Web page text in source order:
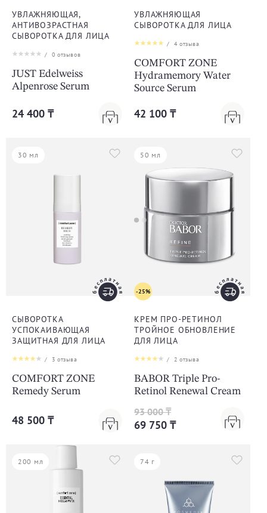
УВЛАЖНЯЮЩАЯ,
АНТИВОЗРАСТНАЯ
СЫВОРОТКА ДЛЯ ЛИЦА
/ 0 отзывов
JUST Edelweiss
Alpenrose Serum
24 400 ₸
УВЛАЖНЯЮЩАЯ
СЫВОРОТКА ДЛЯ ЛИЦА
/ 4отзыва
COMFORT ZONE
Hydramemory Water
Source Serum
42 100 ₸
30 мл
СЫВОРОТКА
УСПОКАИВАЮЩАЯ
ЗАЩИТНАЯ ДЛЯ ЛИЦА
/ 3 отзыва
COMFORT ZONE
Remedy Serum
48 500 ₸
50 мл
-25%
КРЕМ ПРО-РЕТИНОЛ
ТРОЙНОЕ ОБНОВЛЕНИЕ
ДЛЯ ЛИЦА
/ 2 отзыва
BABOR Triple Pro-
Retinol Renewal Cream
93 000 ₸
69 750 ₸
200 мл 74 г